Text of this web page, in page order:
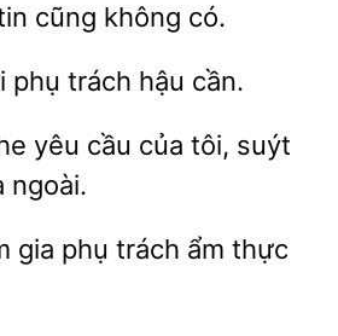
cũng không có.
phụ trách hậu
yêu cầu
tôi, suýt
ngoài.
gia phụ trách
thực